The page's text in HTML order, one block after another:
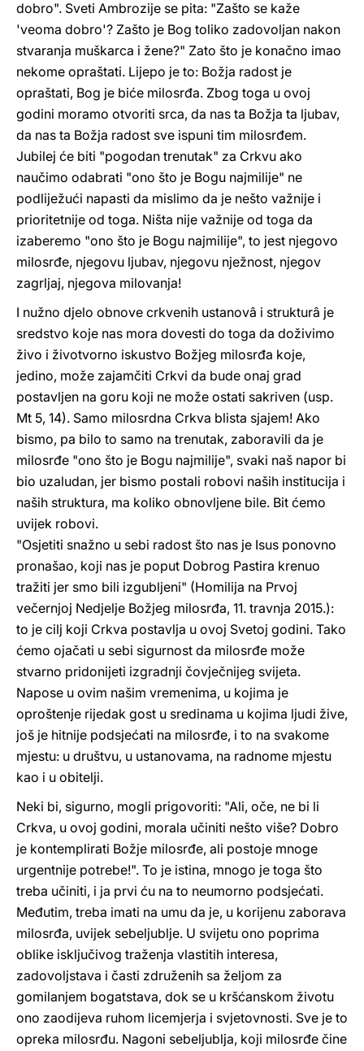
dobro". Sveti Ambrozije se pita: "Zašto se kaže
'veoma dobro'? Zašto je Bog toliko zadovoljan nakon
stvaranja muškarca i žene?" Zato što je konačno imao
nekome opraštati. Lijepo je to: Božja radost je
opraštati, Bog je biće milosrđa. Zbog toga u ovoj
godini moramo otvoriti srca, da nas ta Božja ta ljubav,
da nas ta Božja radost sve ispuni tim milosrđem.
Jubilej će biti "pogodan trenutak" za Crkvu ako
naučimo odabrati "ono što je Bogu najmilije" ne
podliježući napasti da mislimo da je nešto važnije i
prioritetnije od toga. Ništa nije važnije od toga da
izaberemo "ono što je Bogu najmilije", to jest njegovo
milosrđe, njegovu ljubav, njegovu nježnost, njegov
zagrljaj, njegova milovanja!
I nužno djelo obnove crkvenih ustanovâ i strukturâ je
sredstvo koje nas mora dovesti do toga da doživimo
živo i životvorno iskustvo Božjeg milosrđa koje,
jedino, može zajamčiti Crkvi da bude onaj grad
postavljen na goru koji ne može ostati sakriven (usp.
Mt 5, 14). Samo milosrdna Crkva blista sjajem! Ako
bismo, pa bilo to samo na trenutak, zaboravili da je
milosrđe "ono što je Bogu najmilije", svaki naš napor bi
bio uzaludan, jer bismo postali robovi naših institucija i
naših struktura, ma koliko obnovljene bile. Bit ćemo
uvijek robovi.
"Osjetiti snažno u sebi radost što nas je Isus ponovno
pronašao, koji nas je poput Dobrog Pastira krenuo
tražiti jer smo bili izgubljeni" (Homilija na Prvoj
večernjoj Nedjelje Božjeg milosrđa, 11. travnja 2015.):
to je cilj koji Crkva postavlja u ovoj Svetoj godini. Tako
ćemo ojačati u sebi sigurnost da milosrđe može
stvarno pridonijeti izgradnji čovječnijeg svijeta.
Napose u ovim našim vremenima, u kojima je
oproštenje rijedak gost u sredinama u kojima ljudi žive,
još je hitnije podsjećati na milosrđe, i to na svakome
mjestu: u društvu, u ustanovama, na radnome mjestu
kao i u obitelji.
Neki bi, sigurno, mogli prigovoriti: "Ali, oče, ne bi li
Crkva, u ovoj godini, morala učiniti nešto više? Dobro
je kontemplirati Božje milosrđe, ali postoje mnoge
urgentnije potrebe!". To je istina, mnogo je toga što
treba učiniti, i ja prvi ću na to neumorno podsjećati.
Međutim, treba imati na umu da je, u korijenu zaborava
milosrđa, uvijek sebeljublje. U svijetu ono poprima
oblike isključivog traženja vlastitih interesa,
zadovoljstava i časti združenih sa željom za
gomilanjem bogatstava, dok se u kršćanskom životu
ono zaodijeva ruhom licemjerja i svjetovnosti. Sve je to
opreka milosrđu. Nagoni sebeljublja, koji milosrđe čine